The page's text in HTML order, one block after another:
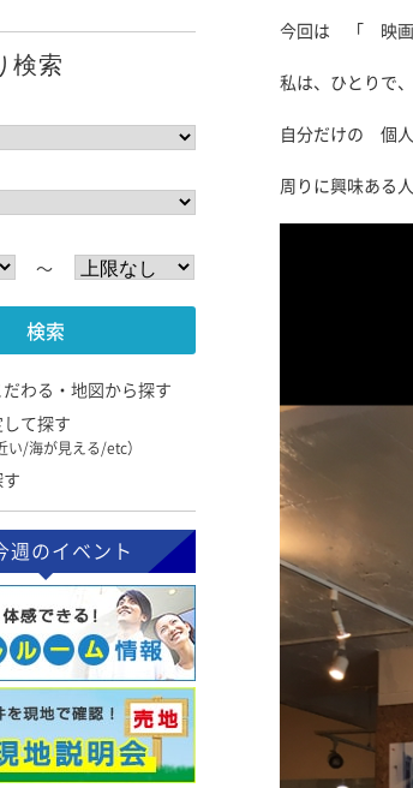
今回は 「 映画
私は、ひとりで
自分だけの 個
周りに興味ある
検索
〜
わる・地図から探す
て探す
い/海が見える/etc）
週のイベント